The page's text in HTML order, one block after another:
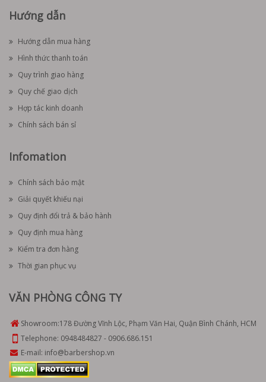
Hướng dẫn
Hướng dẫn mua hàng
Hình thức thanh toán
Quy trình giao hàng
Quy chế giao dịch
Hợp tác kinh doanh
Chính sách bán sỉ
Infomation
Chính sách bảo mật
Giải quyết khiếu nại
Quy định đổi trả & bảo hành
Quy định mua hàng
Kiểm tra đơn hàng
Thời gian phục vụ
VĂN PHÒNG CÔNG TY
Showroom:178 Đường Vĩnh Lộc, Phạm Văn Hai, Quận Bình Chánh, HCM
Telephone: 0948484827 - 0906.686.151
E-mail: info@barbershop.vn